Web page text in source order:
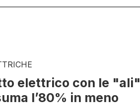
elettrico con le "ali"
l’80% in meno